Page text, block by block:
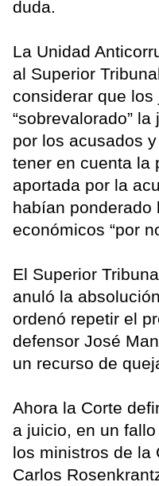
duda.
La Unidad
al Superior
considerar que
“sobrevalorado”
por los acusados
tener en cuenta la
aportada por la
habían ponderado
económicos “por
El Superior
anuló la
ordenó repetir el
defensor José
un recurso de
Ahora la Corte
a juicio, en un
los ministros de la
Carlos